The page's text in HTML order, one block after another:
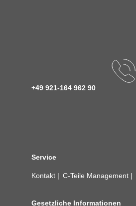
+49 921-164 962 90
Service
Kontakt C-Teile Management
Gesetzliche Informationen